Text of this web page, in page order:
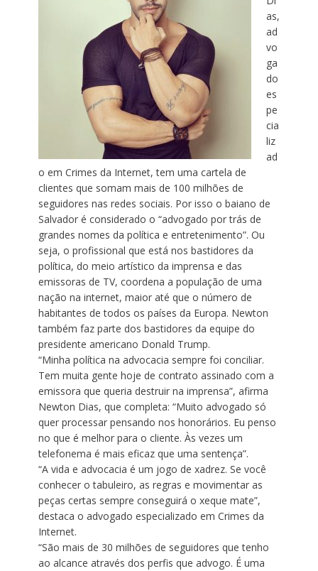
as,
ad
vo
ga
do
es
pe
cia
liz
ad
o em Crimes da Internet, tem uma cartela de
clientes que somam mais de 100 milhões de
seguidores nas redes sociais. Por isso o baiano de
Salvador é considerado o “advogado por trás de
grandes nomes da política e entretenimento”. Ou
seja, o profissional que está nos bastidores da
política, do meio artístico da imprensa e das
emissoras de TV, coordena a população de uma
nação na internet, maior até que o número de
habitantes de todos os países da Europa. Newton
também faz parte dos bastidores da equipe do
presidente americano Donald Trump.
“Minha política na advocacia sempre foi conciliar.
Tem muita gente hoje de contrato assinado com a
emissora que queria destruir na imprensa”, afirma
Newton Dias, que completa: “Muito advogado só
quer processar pensando nos honorários. Eu penso
no que é melhor para o cliente. Às vezes um
telefonema é mais eficaz que uma sentença”.
“A vida e advocacia é um jogo de xadrez. Se você
conhecer o tabuleiro, as regras e movimentar as
peças certas sempre conseguirá o xeque mate”,
destaca o advogado especializado em Crimes da
Internet.
“São mais de 30 milhões de seguidores que tenho
ao alcance através dos perfis que advogo. É uma